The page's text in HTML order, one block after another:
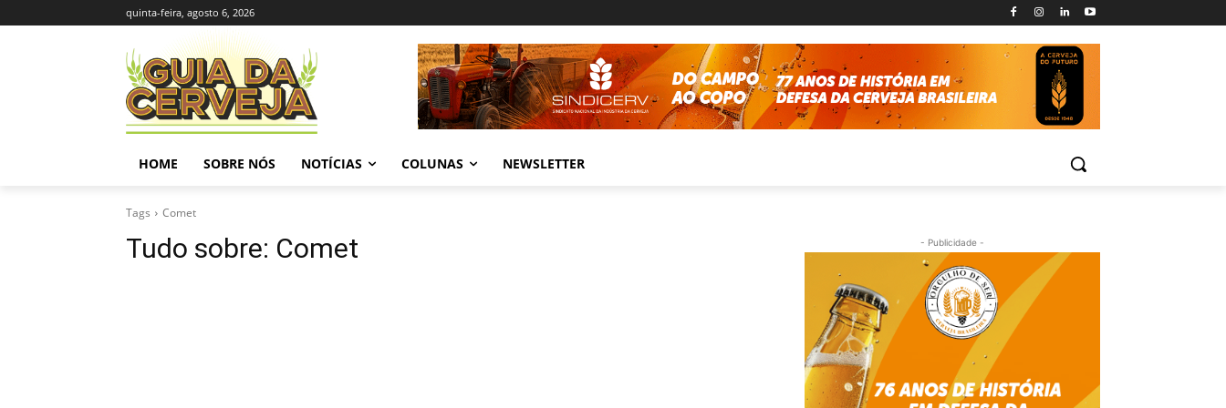
quinta-feira, agosto 6, 2026
HOME SOBRE NÓS NOTÍCIAS COLUNAS NEWSLETTER
Tags Comet
Tudo sobre: Comet - Publicidade -